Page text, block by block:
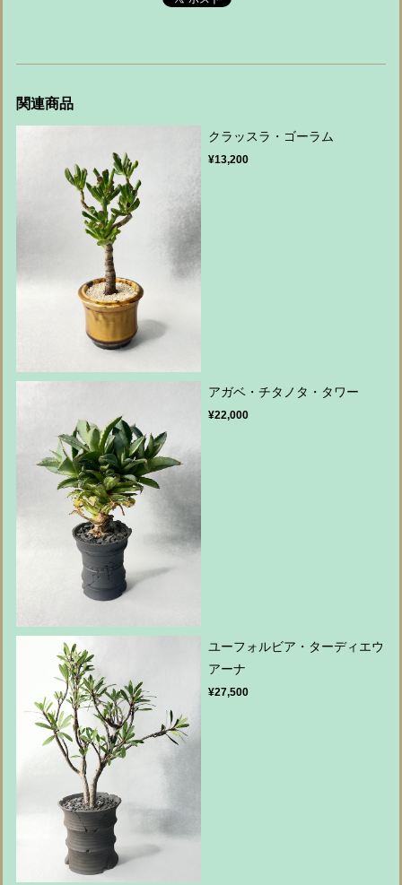
関連商品
クラッスラ・ゴーラム
¥13,200
アガベ・チタノタ・タワー
¥22,000
ユーフォルビア・ターディエウ
アーナ
¥27,500